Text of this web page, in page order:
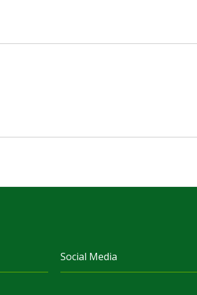
Social Media